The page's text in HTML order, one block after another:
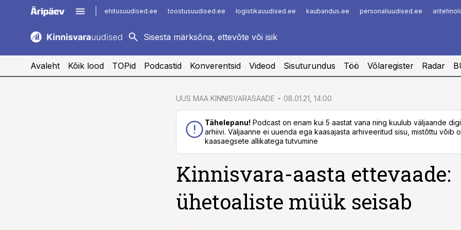
ehitusuudised.ee toostusuudised.ee logistikauudised.ee kaubandus.ee personaliuudised.ee
kaubandus.ee
logistikauudised.ee
imelineajalugu.ee
Infopank
Avaleht Kõik lood TOPid Podcastid Konverentsid Videod Sisuturundus Töö Võlaregister Radar
UUS MAA KINNISVARASAADE 08.01.21, 14:00
Tähelepanu! Podcast on enam kui 5 aastat vana ning kuulub väljaande
arhiivi. Väljaanne ei uuenda ega kaasajasta arhiveeritud sisu, mistõttu võib
kaasaegsete allikatega tutvumine
Kinnisvara-aasta ettevaade:
ühetoaliste müük seisab